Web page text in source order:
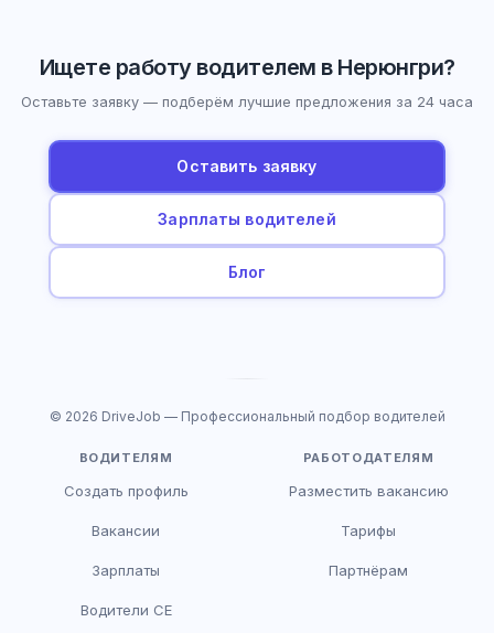
Ищете работу водителем в Нерюнгри?
Оставьте заявку — подберём лучшие предложения за 24 часа
Оставить заявку
Зарплаты водителей
Блог
© 2026 DriveJob — Профессиональный подбор водителей
ВОДИТЕЛЯМ
Создать профиль
Вакансии
Зарплаты
Водители CE
РАБОТОДАТЕЛЯМ
Разместить вакансию
Тарифы
Партнёрам